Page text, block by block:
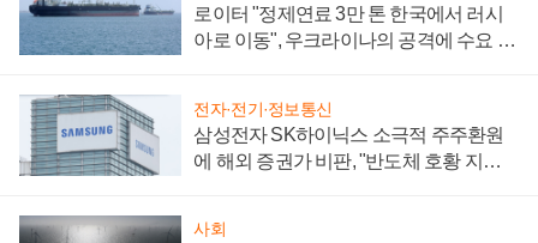
로이터 "정제연료 3만 톤 한국에서 러시
아로 이동", 우크라이나의 공격에 수요 늘
전자·전기·정보통신
삼성전자 SK하이닉스 소극적 주주환원
에 해외 증권가 비판, "반도체 호황 지속
사회